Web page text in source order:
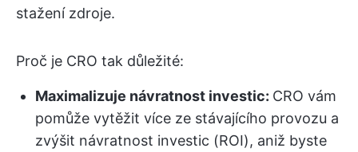
stažení zdroje.
Proč je CRO tak důležité:
Maximalizuje návratnost investic: CRO vám
pomůže vytěžit více ze stávajícího provozu a
zvýšit návratnost investic (ROI), aniž byste